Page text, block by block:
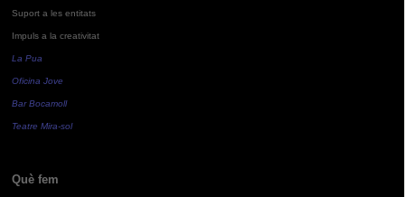
Suport a les entitats
Impuls a la creativitat
La Pua
Oficina Jove
Bar Bocamoll
Teatre Mira-sol
Què fem